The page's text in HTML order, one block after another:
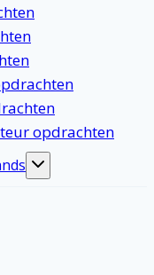
opdrachten
Toggle
submenu